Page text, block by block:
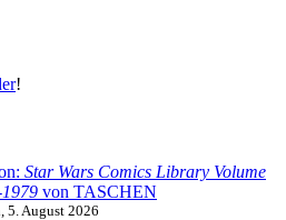
!
Star Wars Comics Library Volume
von TASCHEN
5. August 2026